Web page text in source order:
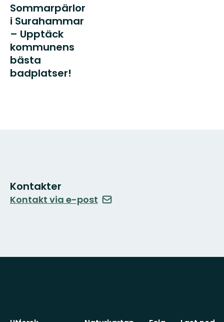
Sommarpärlor
i Surahammar
– Upptäck
kommunens
bästa
badplatser!
Kontakter
Kontakt via e-post